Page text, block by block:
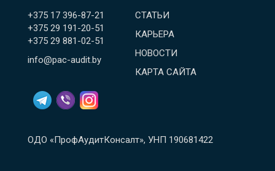
+375 17 396-87-21
+375 29 191-20-51
+375 29 881-02-51
info@pac-audit.by
СТАТЬИ
КАРЬЕРА
НОВОСТИ
КАРТА САЙТА
ОДО «ПрофАудитКонсалт», УНП 190681422